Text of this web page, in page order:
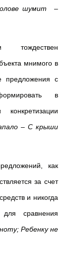
шумит–
тождествен
мнимого в
предложения с
в
–С крыши
как
за счет
и никогда
сравнения
Ребенку не